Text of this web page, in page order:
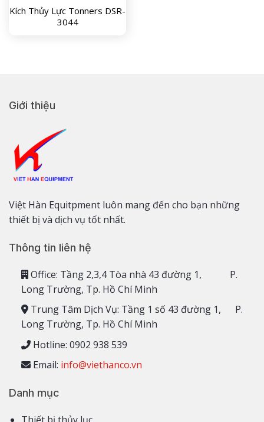
Kích Thủy Lực Tonners DSR-
3044
Giới thiệu
Việt Hàn Equitpment luôn mang đến cho bạn những
thiết bị và dịch vụ tốt nhất.
Thông tin liên hệ
Office: Tầng 2,3,4 Tòa nhà 43 đường 1, P.
Long Trường, Tp. Hồ Chí Minh
Trung Tâm Dịch Vụ: Tầng 1 số 43 đường 1, P.
Long Trường, Tp. Hồ Chí Minh
Hotline: 0902 938 539
Email: info@viethanco.vn
Danh mục